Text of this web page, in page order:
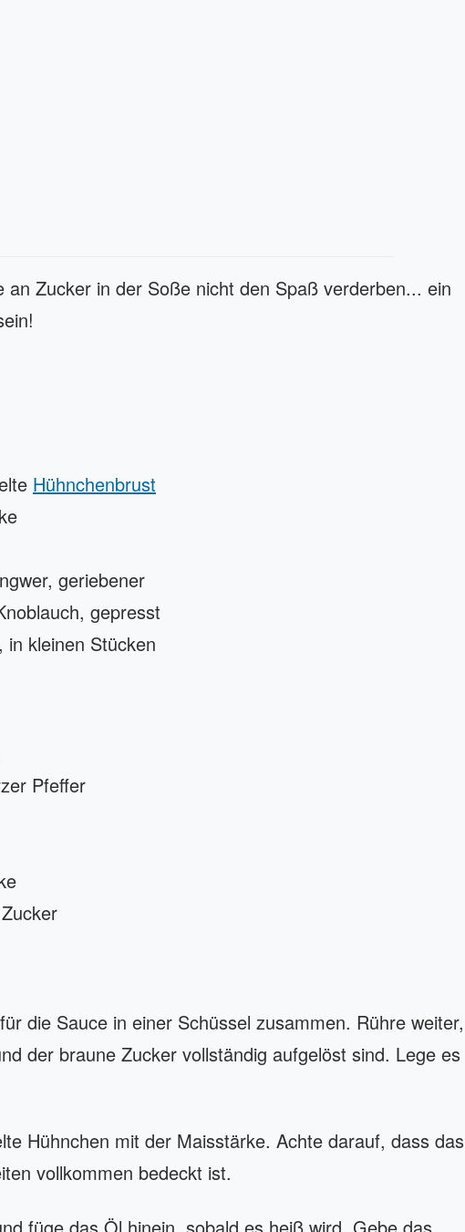
an Zucker in der Soße nicht den Spaß verderben... ein
Hühnchenbrust
geriebener
gepresst
, in kleinen Stücken
Pfeffer
die Sauce in einer Schüssel zusammen. Rühre weiter,
der braune Zucker vollständig aufgelöst sind. Lege es
Hühnchen mit der Maisstärke. Achte darauf, dass das
vollkommen bedeckt ist.